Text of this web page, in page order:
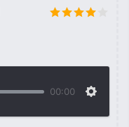
00:00